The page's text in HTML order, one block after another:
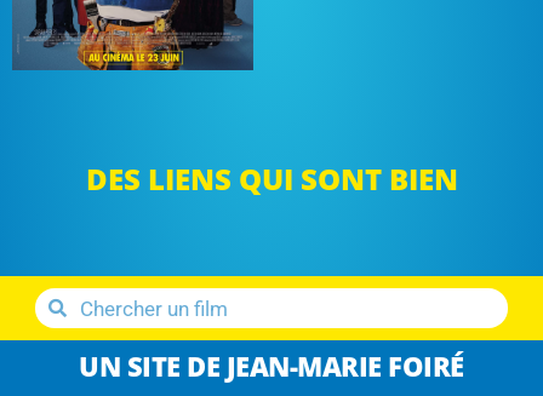
DES LIENS QUI SONT BIEN
UN SITE DE JEAN-MARIE FOIRÉ